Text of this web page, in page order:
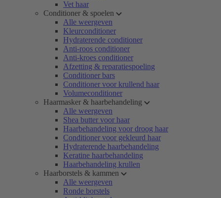
Vet haar
Conditioner & spoelen
Alle weergeven
Kleurconditioner
Hydraterende conditioner
Anti-roos conditioner
Anti-kroes conditioner
Afzetting & reparatiespoeling
Conditioner bars
Conditioner voor krullend haar
Volumeconditioner
Haarmasker & haarbehandeling
Alle weergeven
Shea butter voor haar
Haarbehandeling voor droog haar
Conditioner voor gekleurd haar
Hydraterende haarbehandeling
Keratine haarbehandeling
Haarbehandeling krullen
Haarborstels & kammen
Alle weergeven
Ronde borstels